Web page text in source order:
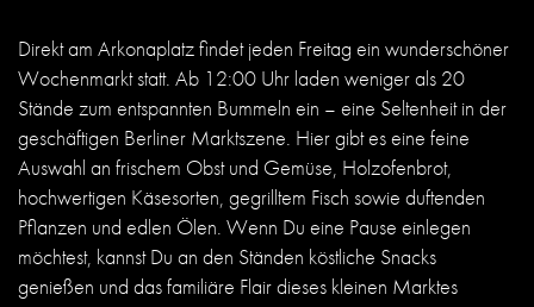
Direkt am Arkonaplatz findet jeden Freitag ein wunderschöner
Wochenmarkt statt. Ab 12:00 Uhr laden weniger als 20
Stände zum entspannten Bummeln ein – eine Seltenheit in der
geschäftigen Berliner Marktszene. Hier gibt es eine feine
Auswahl an frischem Obst und Gemüse, Holzofenbrot,
hochwertigen Käsesorten, gegrilltem Fisch sowie duftenden
Pflanzen und edlen Ölen. Wenn Du eine Pause einlegen
möchtest, kannst Du an den Ständen köstliche Snacks
genießen und das familiäre Flair dieses kleinen Marktes